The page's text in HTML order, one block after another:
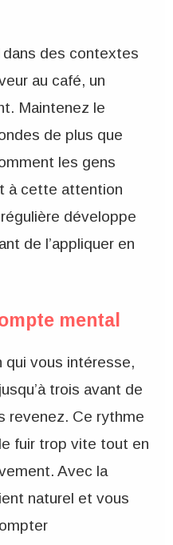
dans des contextes
au café, un
Maintenez le
de plus que
les gens
à cette attention
développe
de l’appliquer en
mental
qui vous intéresse,
trois avant de
revenez. Ce rythme
fuir trop vite tout en
Avec la
naturel et vous